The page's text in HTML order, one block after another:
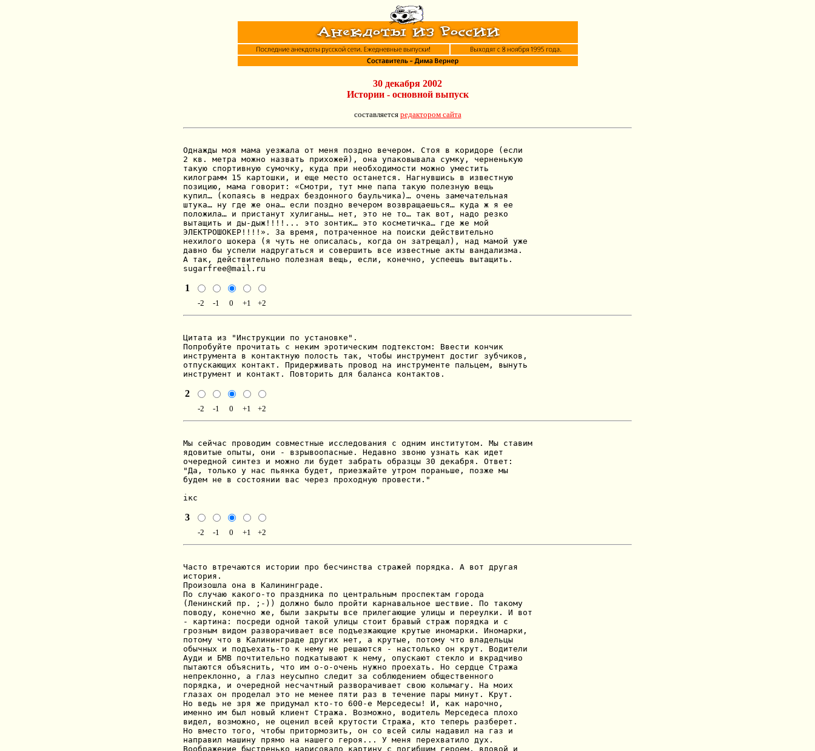
30 декабря 2002
Истории - основной выпуск
составляется редактором сайта
Однажды моя мама уезжала от меня поздно вечером. Стоя в коридоре (если
2 кв. метра можно назвать прихожей), она упаковывала сумку, черненькую
такую спортивную сумочку, куда при необходимости можно уместить
килограмм 15 картошки, и еще место останется. Нагнувшись в известную
позицию, мама говорит: «Смотри, тут мне папа такую полезную вещь
купил… (копаясь в недрах бездонного баульчика)… очень замечательная
штука… ну где же она… если поздно вечером возвращаешься… куда ж я ее
положила… и пристанут хулиганы… нет, это не то… так вот, надо резко
вытащить и ды-дыж!!!!... это зонтик… это косметичка… где же мой
ЭЛЕКТРОШОКЕР!!!!». За время, потраченное на поиски действительно
нехилого шокера (я чуть не описалась, когда он затрещал), над мамой уже
давно бы успели надругаться и совершить все известные акты вандализма.
А так, действительно полезная вещь, если, конечно, успеешь вытащить.
sugarfree@mail.ru
1
-2 -1 0 +1 +2
Цитата из "Инструкции по установке".
Попробуйте прочитать с неким эротическим подтекстом: Ввести кончик
инструмента в контактную полость так, чтобы инструмент достиг зубчиков,
отпускающих контакт. Придерживать провод на инструменте пальцем, вынуть
инструмент и контакт. Повторить для баланса контактов.
2
-2 -1 0 +1 +2
Мы сейчас проводим совместные исследования с одним институтом. Мы ставим
ядовитые опыты, они - взрывоопасные. Недавно звоню узнать как идет
очередной синтез и можно ли будет забрать образцы 30 декабря. Ответ:
"Да, только у нас пьянка будет, приезжайте утром пораньше, позже мы
будем не в состоянии вас через проходную провести."
ікс
3
-2 -1 0 +1 +2
Часто втречаются истории про бесчинства стражей порядка. А вот другая
история.
Произошла она в Калининграде.
По случаю какого-то праздника по центральным проспектам города
(Ленинский пр. ;-)) должно было пройти карнавальное шествие. По такому
поводу, конечно же, были закрыты все прилегающие улицы и переулки. И вот
- картина: посреди одной такой улицы стоит бравый страж порядка и с
грозным видом разворачивает все подъезжающие крутые иномарки. Иномарки,
потому что в Калининграде других нет, а крутые, потому что владельцы
обычных и подъехать-то к нему не решаются - настолько он крут. Водители
Ауди и БМВ почтительно подкатывают к нему, опускают стекло и вкрадчиво
пытаются объяснить, что им о-о-очень нужно проехать. Но сердце Стража
непреклонно, а глаз неусыпно следит за соблюдением общественного
порядка, и очередной несчачтный разворачивает свою колымагу. На моих
глазах он проделал это не менее пяти раз в течение пары минут. Крут.
Но ведь не зря же придумал кто-то 600-е Мерседесы! И, как нарочно,
именно им был новый клиент Стража. Возможно, водитель Мерседеса плохо
видел, возможно, не оценил всей крутости Стража, кто теперь разберет.
Но вместо того, чтобы притормозить, он со всей силы надавил на газ и
направил машину прямо на нашего героя... У меня перехватило дух.
Воображение быстренько нарисовало картину с погибшим героем, вдовой и